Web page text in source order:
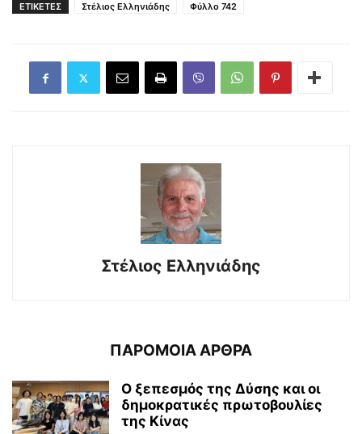
ΕΤΙΚΕΤΕΣ Στέλιος Ελληνιάδης Φύλλο 742
Στέλιος Ελληνιάδης
ΠΑΡΟΜΟΙΑ ΑΡΘΡΑ
Ο ξεπεσμός της Δύσης και οι
δημοκρατικές πρωτοβουλίες
της Κίνας